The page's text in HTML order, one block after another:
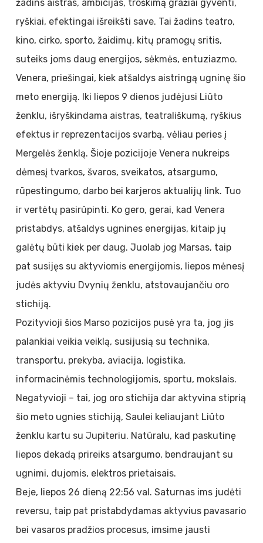
žadins aistras, ambicijas, troškimą gražiai gyventi,
ryškiai, efektingai išreikšti save. Tai žadins teatro,
kino, cirko, sporto, žaidimų, kitų pramogų sritis,
suteiks joms daug energijos, sėkmės, entuziazmo.
Venera, priešingai, kiek atšaldys aistringą ugninę šio
meto energiją. Iki liepos 9 dienos judėjusi Liūto
ženklu, išryškindama aistras, teatrališkumą, ryškius
efektus ir reprezentacijos svarbą, vėliau peries į
Mergelės ženklą. Šioje pozicijoje Venera nukreips
dėmesį tvarkos, švaros, sveikatos, atsargumo,
rūpestingumo, darbo bei karjeros aktualijų link. Tuo
ir vertėtų pasirūpinti. Ko gero, gerai, kad Venera
pristabdys, atšaldys ugnines energijas, kitaip jų
galėtų būti kiek per daug. Juolab jog Marsas, taip
pat susijęs su aktyviomis energijomis, liepos mėnesį
judės aktyviu Dvynių ženklu, atstovaujančiu oro
stichiją.
Pozityvioji šios Marso pozicijos pusė yra ta, jog jis
palankiai veikia veiklą, susijusią su technika,
transportu, prekyba, aviacija, logistika,
informacinėmis technologijomis, sportu, mokslais.
Negatyvioji – tai, jog oro stichija dar aktyvina stiprią
šio meto ugnies stichiją, Saulei keliaujant Liūto
ženklu kartu su Jupiteriu. Natūralu, kad paskutinę
liepos dekadą prireiks atsargumo, bendraujant su
ugnimi, dujomis, elektros prietaisais.
Beje, liepos 26 dieną 22:56 val. Saturnas ims judėti
reversu, taip pat pristabdydamas aktyvius pavasario
bei vasaros pradžios procesus, imsime jausti